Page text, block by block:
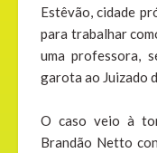
Estêvão, cidade
para trabalhar
uma professora,
garota ao Juizado
O caso veio à
Brandão Netto